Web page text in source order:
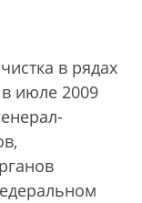
в рядах
июле 2009